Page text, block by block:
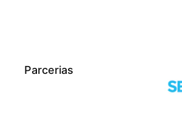
Parcerias